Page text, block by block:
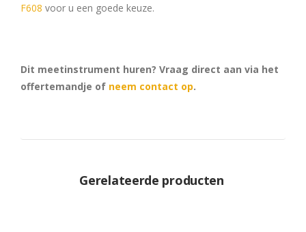
F608 voor u een goede keuze.
Dit meetinstrument huren? Vraag direct aan via het
offertemandje of neem contact op.
Gerelateerde producten